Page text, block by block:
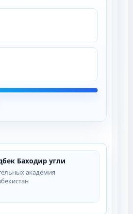
Баходир угли
академия